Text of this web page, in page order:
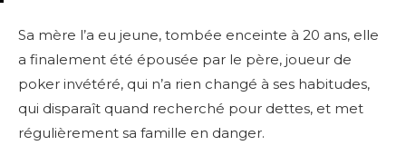
Sa mère l’a eu jeune, tombée enceinte à 20 ans, elle
a finalement été épousée par le père, joueur de
poker invétéré, qui n’a rien changé à ses habitudes,
qui disparaît quand recherché pour dettes, et met
régulièrement sa famille en danger.